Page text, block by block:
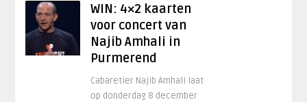
WIN: 4×2 kaarten
voor concert van
Najib Amhali in
Purmerend
Cabaretier Najib Amhali laat
op donderdag 8 december